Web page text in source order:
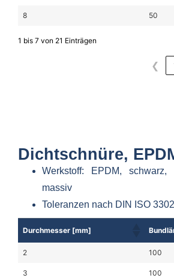
8 50
1 bis 7 von 21 Einträgen
❮
Dichtschnüre,
Werkstoff: EPDM,
massiv
Toleranzen nach DIN ISO
Durchmesser [mm]
2 100
3 100